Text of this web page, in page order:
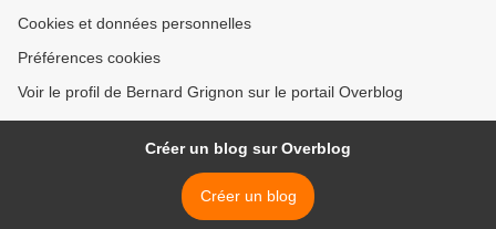
Cookies et données personnelles
Préférences cookies
Voir le profil de Bernard Grignon sur le portail Overblog
Créer un blog sur Overblog
Créer un blog